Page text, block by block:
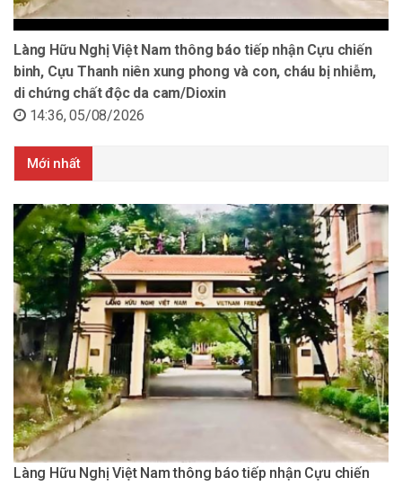
Làng Hữu Nghị Việt Nam thông báo tiếp nhận Cựu chiến
binh, Cựu Thanh niên xung phong và con, cháu bị nhiễm,
di chứng chất độc da cam/Dioxin
14:36, 05/08/2026
Mới nhất
Làng Hữu Nghị Việt Nam thông báo tiếp nhận Cựu chiến